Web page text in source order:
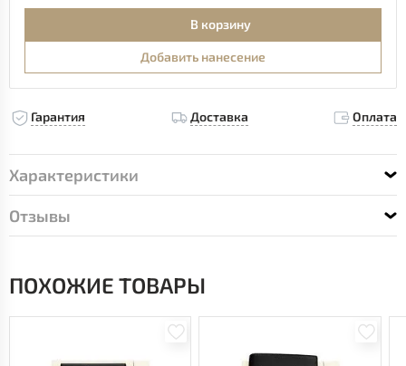
В корзину
Добавить нанесение
Гарантия Доставка Оплата
Характеристики
Отзывы
ПОХОЖИЕ ТОВАРЫ